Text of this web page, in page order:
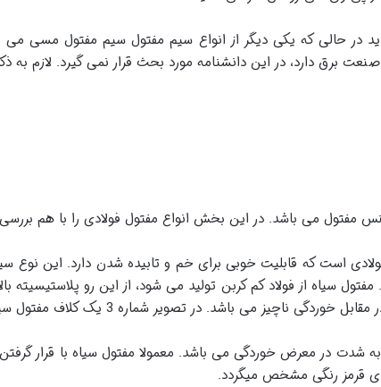
برق دارد، در این دانشنامه مورد بحث قرار نمی گیرد. لازم به
مفتول می باشد. در این بخش انواع مفتول فولادی را با هم
است که قابلیت خوبی برای خم و تابیده شدن دارد. این نوع
مفتول سیاه از فولاد کم کربن تولید می شود، از این رو
باشد. در تصویر شماره 3 یک کلاف مفتول سیاه را مشاهده می کنیم.
شدت در معرض خوردگی می باشد. معمولا مفتول سیاه با قرار
قرمز رنگی مشخص میگردد.